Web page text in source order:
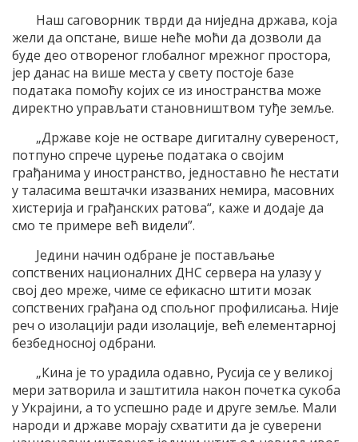
Наш саговорник тврди да ниједна држава, која
жели да опстане, више неће моћи да дозволи да
буде део отвореног глобалног мрежног простора,
јер данас на више места у свету постоје базе
података помоћу којих се из иностранства може
директно управљати становништвом туђе земље.
„Државе које не остваре дигиталну сувереност,
потпуно спрече цурење података о својим
грађанима у иностранство, једноставно ће нестати
у таласима вештачки изазваних немира, масовних
хистерија и грађанских ратова“, каже и додаје да
смо те примере већ видели”.
Једини начин одбране је постављање
сопствених националних ДНС сервера на улазу у
свој део мреже, чиме се ефикасно штити мозак
сопствених грађана од спољног профилисања. Није
реч о изолацији ради изолације, већ елементарној
безбедносној одбрани.
„Кина је то урадила одавно, Русија се у великој
мери затворила и заштитила након почетка сукоба
у Украјини, а то успешно раде и друге земље. Мали
народи и државе морају схватити да је суверени